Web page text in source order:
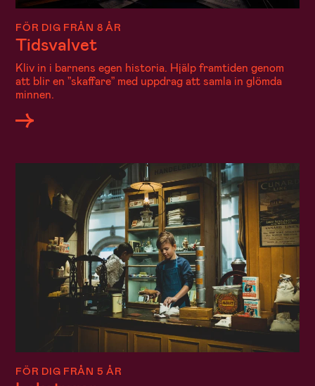
FÖR DIG FRÅN 8 ÅR
Tidsvalvet
Kliv in i barnens egen historia. Hjälp framtiden genom
att blir en ”skaffare” med uppdrag att samla in glömda
minnen.
FÖR DIG FRÅN 5 ÅR